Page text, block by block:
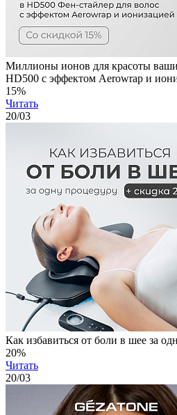
Миллионы ионов для красоты
HD500 с эффектом Aerowrap и
15%
Читать
20/03
Как избавиться от боли в шее за
20%
Читать
20/03